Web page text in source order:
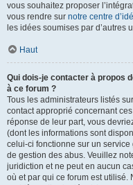
vous souhaitez proposer
vous rendre sur notre centre
les idées soumises par d’autres
Haut
Qui dois-je contacter à propos
à ce forum ?
Tous les administrateurs listés
contact approprié concernant
réponse de leur part, vous
(dont les informations sont
celui-ci fonctionne sur un service
de gestion des abus. Veuillez
juridiction et ne peut en aucun
où et par qui ce forum est utilisé.